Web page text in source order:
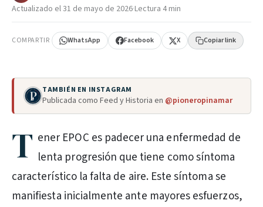
Actualizado el31 de mayo de 2026·Lectura 4 min
COMPARTIR WhatsApp Facebook X Copiar link
TAMBIÉN EN INSTAGRAM
Publicada como Feed y Historia en @pioneropinamar
T ener EPOC es padecer una enfermedad de
lenta progresión que tiene como síntoma
característico la falta de aire. Este síntoma se
manifiesta inicialmente ante mayores esfuerzos,